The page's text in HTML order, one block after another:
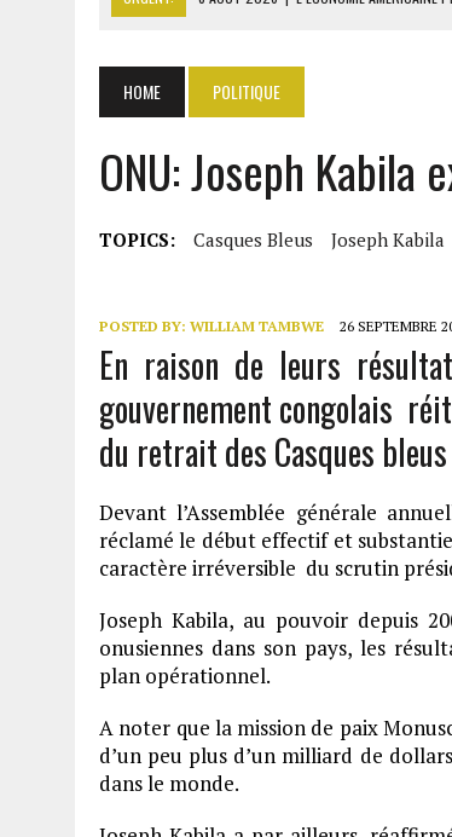
8 AOÛT 2026 | LIBAN-SUD : LE CHANTIER DE
8 AOÛT 2026
LE SÉNAT AMÉRICAIN ADOPTE UN
HOME POLITIQUE
ONU: Joseph
TOPICS: Casques Bleus Joseph Kabila
POSTED BY: WILLIAM TAMBWE 26 SEPTEMBRE
En raison de leurs
gouvernement congolais
du retrait des Casques
Devant l’Assemblée générale
réclamé le début effectif et
caractère irréversible du scrutin
Joseph Kabila, au pouvoir depuis
onusiennes dans son pays, les
plan opérationnel.
A noter que la mission de paix
d’un peu plus d’un milliard de
dans le monde.